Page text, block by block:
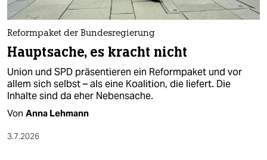
Reformpaket der Bundesregierung
Hauptsache, es kracht nicht
Union und SPD präsentieren ein Reformpaket und vor
allem sich selbst – als eine Koalition, die liefert. Die
Inhalte sind da eher Nebensache.
Von Anna Lehmann
3.7.2026